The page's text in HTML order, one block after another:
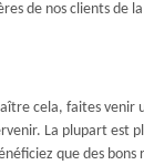
de nos clients de
cela, faites
La plupart est
que des bons